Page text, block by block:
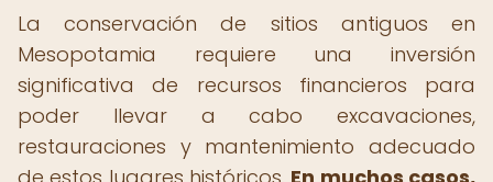
La conservación de sitios antiguos en
Mesopotamia requiere una inversión
significativa de recursos financieros para
poder llevar a cabo excavaciones,
restauraciones y mantenimiento adecuado